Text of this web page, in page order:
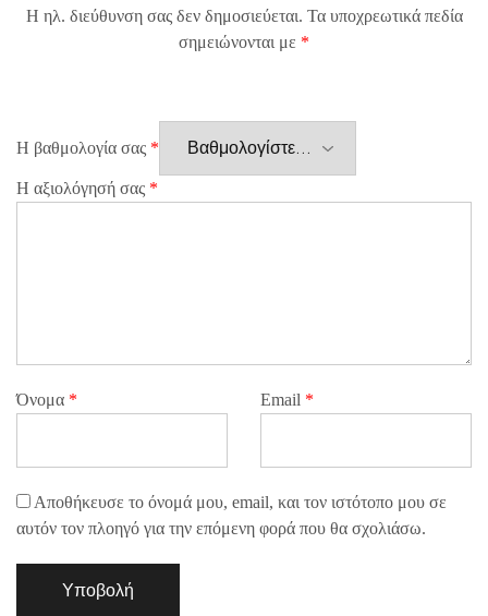
Η ηλ. διεύθυνση σας δεν δημοσιεύεται. Τα υποχρεωτικά πεδία
σημειώνονται με *
Η βαθμολογία σας *
Η αξιολόγησή σας *
Όνομα * Email *
Αποθήκευσε το όνομά μου, email, και τον ιστότοπο μου σε
αυτόν τον πλοηγό για την επόμενη φορά που θα σχολιάσω.